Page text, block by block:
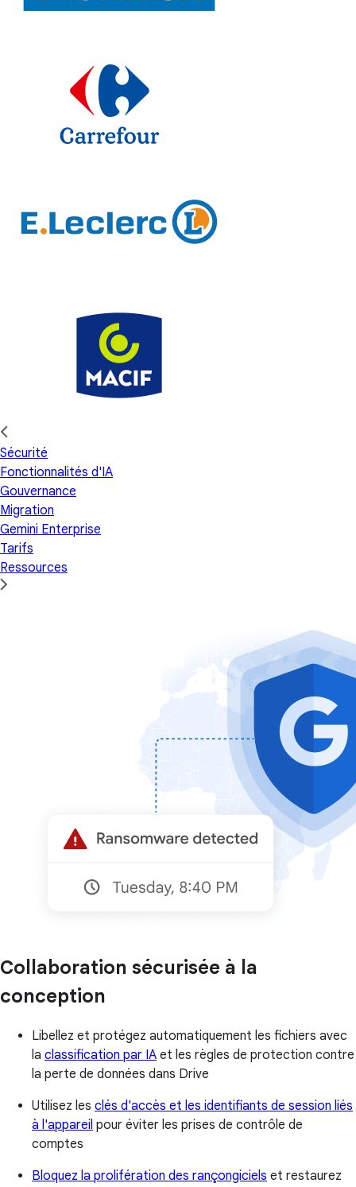
Sécurité
Fonctionnalités d'IA
Gouvernance
Migration
Gemini Enterprise
Tarifs
Ressources
Collaboration sécurisée à la
conception
Libellez et protégez automatiquement les fichiers avec
la classification par IA et les règles de protection contre
la perte de données dans Drive
Utilisez les clés d'accès et les identifiants de session liés
à l'appareil pour éviter les prises de contrôle de
comptes
Bloquez la prolifération des rançongiciels et restaurez